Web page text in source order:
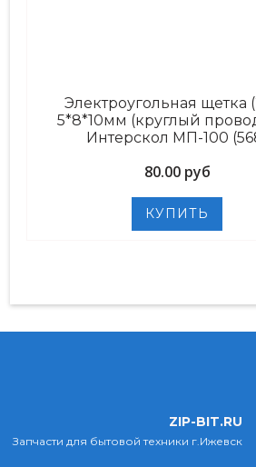
Электроугольная щетка
5*8*10мм (круглый
Интерскол МП-100
80.00 руб
ZIP-BIT.RU
Запчасти для бытовой техники г.Ижевск